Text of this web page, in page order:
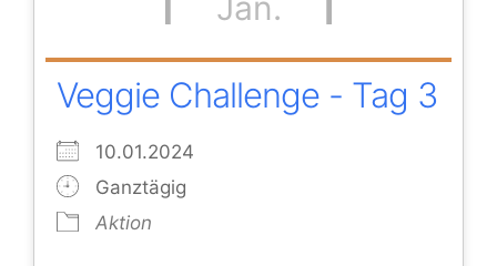
Veggie Challenge - Tag 3
10.01.2024
Ganztägig
Aktion